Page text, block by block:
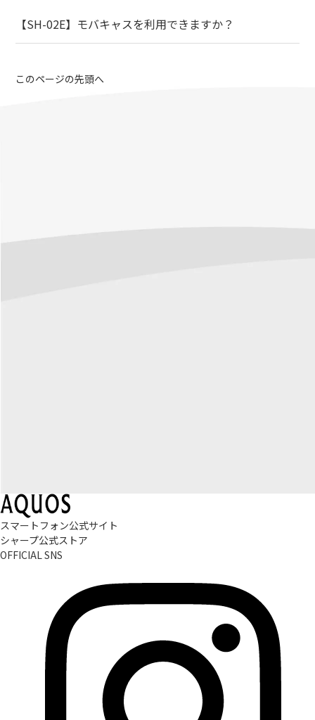
【SH-02E】モバキャスを利用できますか？
このページの先頭へ
スマートフォン公式サイト
シャープ公式ストア
OFFICIAL SNS